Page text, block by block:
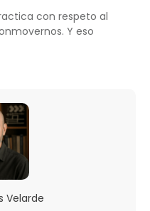
con respeto al
Y eso
Velarde